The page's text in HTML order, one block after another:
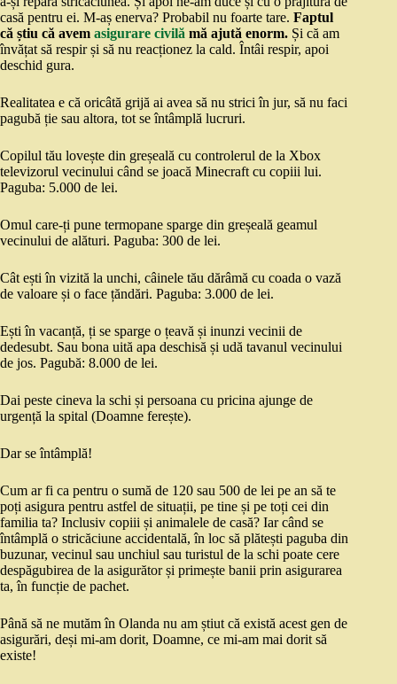
casă pentru ei. M-aș enerva? Probabil nu foarte tare. Faptul
că știu că avem asigurare civilă mă ajută enorm. Și că am
învățat să respir și să nu reacționez la cald. Întâi respir, apoi
deschid gura.
Realitatea e că oricâtă grijă ai avea să nu strici în jur, să nu faci
pagubă ție sau altora, tot se întâmplă lucruri.
Copilul tău lovește din greșeală cu controlerul de la Xbox
televizorul vecinului când se joacă Minecraft cu copiii lui.
Paguba: 5.000 de lei.
Omul care-ți pune termopane sparge din greșeală geamul
vecinului de alături. Paguba: 300 de lei.
Cât ești în vizită la unchi, câinele tău dărâmă cu coada o vază
de valoare și o face țăndări. Paguba: 3.000 de lei.
Ești în vacanță, ți se sparge o țeavă și inunzi vecinii de
dedesubt. Sau bona uită apa deschisă și udă tavanul vecinului
de jos. Pagubă: 8.000 de lei.
Dai peste cineva la schi și persoana cu pricina ajunge de
urgență la spital (Doamne ferește).
Dar se întâmplă!
Cum ar fi ca pentru o sumă de 120 sau 500 de lei pe an să te
poți asigura pentru astfel de situații, pe tine și pe toți cei din
familia ta? Inclusiv copiii și animalele de casă? Iar când se
întâmplă o stricăciune accidentală, în loc să plătești paguba din
buzunar, vecinul sau unchiul sau turistul de la schi poate cere
despăgubirea de la asigurător și primește banii prin asigurarea
ta, în funcție de pachet.
Până să ne mutăm în Olanda nu am știut că există acest gen de
asigurări, deși mi-am dorit, Doamne, ce mi-am mai dorit să
existe!